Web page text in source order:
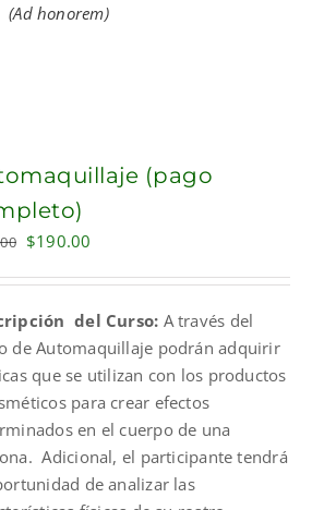
(Ad honorem)
(pago
Original
$210.00.
$190.00
$190.00.
del Curso: A través del
de Automaquillaje podrán adquirir
que se utilizan con los productos
para crear efectos
en el cuerpo de una
Adicional, el participante tendrá
de analizar las